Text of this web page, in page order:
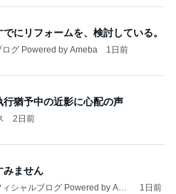
でにリフォームを、検討している。
グ Powered by Ameba 1日前
行猶予中の近影に心配の声
2日前
みません
シャルブログ Powered by Ame
1日前